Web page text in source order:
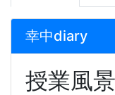
幸中diary
授業風景